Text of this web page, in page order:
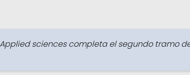
sciences completa el segundo tramo